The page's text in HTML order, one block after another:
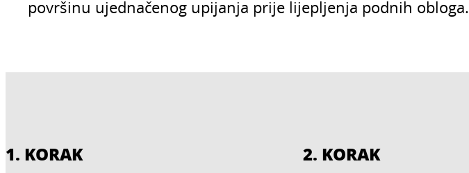
površinu ujednačenog upijanja prije lijepljenja podnih obloga.
1. KORAK 2. KORAK